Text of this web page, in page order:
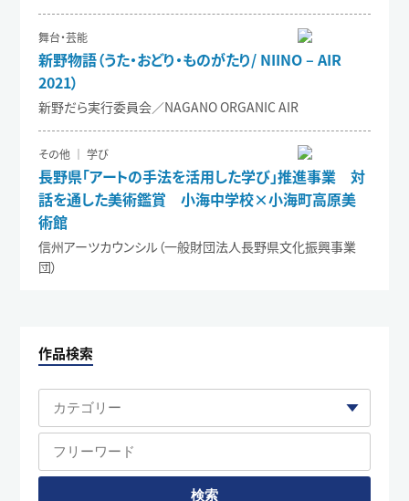
舞台・芸能
新野物語（うた・おどり・ものがたり/ NIINO – AIR
2021）
新野だら実行委員会／NAGANO ORGANIC AIR
その他 ｜ 学び
長野県「アートの手法を活用した学び」推進事業 対
話を通した美術鑑賞 小海中学校×小海町高原美
術館
信州アーツカウンシル（一般財団法人長野県文化振興事業
団）
作品検索